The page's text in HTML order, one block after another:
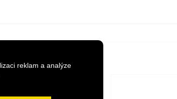
reklam a analýze